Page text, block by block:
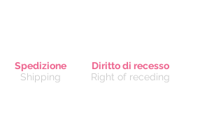
Spedizione
Shipping
Diritto di recesso
Right of receding